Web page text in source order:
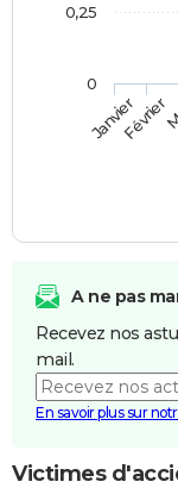
JanvierFévrier
0
0,25
A ne pas
Recevez nos
mail.
En savoir plus sur
Victimes